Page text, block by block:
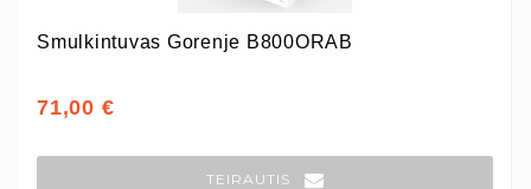
Smulkintuvas Gorenje B800ORAB
71,00 €
TEIRAUTIS